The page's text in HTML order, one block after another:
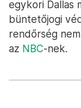
vizsgálnak ki
A rendőrség
Proctor
mindennap